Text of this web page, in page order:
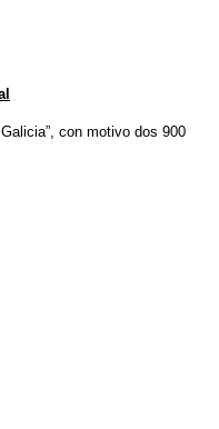
con motivo dos 900